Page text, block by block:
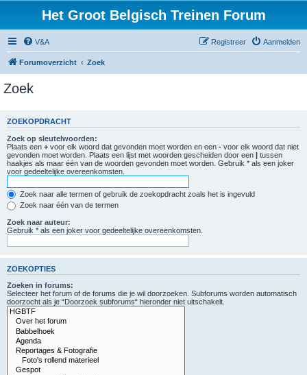
Het Groot Belgisch Treinen Forum
V&A Aanmelden
Registreer
Forumoverzicht Zoek
Zoek
ZOEKOPDRACHT
Zoek op sleutelwoorden:
Plaats een + voor elk woord dat gevonden moet worden en een - voor elk woord dat niet
gevonden moet worden. Plaats een lijst met woorden gescheiden door een | tussen
haakjes als maar één van de woorden gevonden moet worden. Gebruik * als een joker
voor gedeeltelijke overeenkomsten.
Zoek naar alle termen of gebruik de zoekopdracht zoals het is ingevuld
Zoek naar één van de termen
Zoek naar auteur:
Gebruik * als een joker voor gedeeltelijke overeenkomsten.
ZOEKOPTIES
Zoeken in forums:
Selecteer het forum of de forums die je wil doorzoeken. Subforums worden automatisch
doorzocht als je “Doorzoek subforums“ hieronder niet uitschakelt.